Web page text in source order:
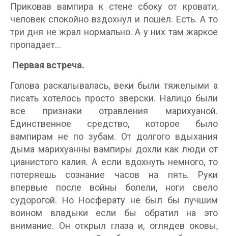
Приковав вампира к стене сбоку от кровати,
человек спокойно вздохнул и пошел. Есть. А то
три дня не жрал нормально. А у них там жаркое
пропадает...
Первая встреча.
Голова раскалывалась, веки были тяжелыми а
писать хотелось просто зверски. Налицо были
все признаки отравления марихуаной.
Единственное средство, которое было
вампирам не по зубам. От долгого вдыхания
дыма марихуанны вампиры дохли как люди от
цианистого калия. А если вдохнуть немного, то
потеряешь сознание часов на пять. Руки
впервые после войны болели, ноги свело
судорогой. Но Носферату не был бы лучшим
воином владыки если бы обратил на это
внимание. Он открыл глаза и, оглядев оковы,